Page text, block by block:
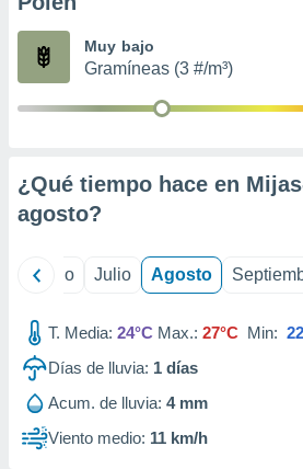
publicidad
1199
Muy bajo
Gramíneas (3 #/m³)
¿Qué tiempo hace en
agosto?
Junio Julio Agosto
T. Media: 24°C Max.: 27°C Min:
Días de lluvia: 1 días
Acum. de lluvia: 4 mm
Viento medio: 11 km/h